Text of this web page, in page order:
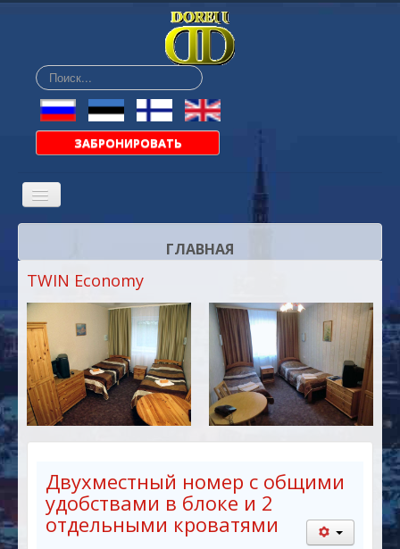
Искать...
ЗАБРОНИРОВАТЬ
ГЛАВНАЯ
РАЗМЕЩЕНИЕ
ЦЕНЫ
САУНА
КОНФ-Ц-ЗАЛ
TWIN Economy
Двухместный номер с общими
удобствами в блоке и 2
отдельными кроватями